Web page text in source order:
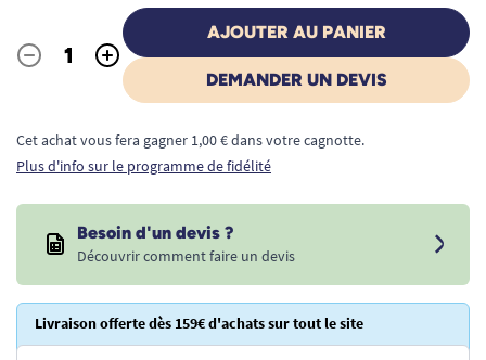
Quantité
- +
AJOUTER AU PANIER
DEMANDER UN DEVIS
Cet achat vous fera gagner 1,00 € dans votre cagnotte.
Plus d'info sur le programme de fidélité
Besoin d'un devis ?
Découvrir comment faire un devis
Livraison offerte dès 159€ d'achats sur tout le site